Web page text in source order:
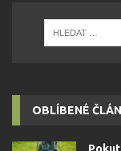
OBLÍBENÉ